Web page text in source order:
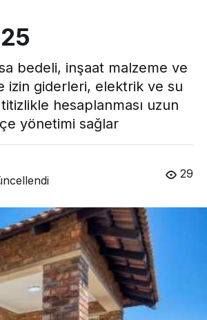
bedeli, inşaat malzeme ve
izin giderleri, elektrik ve su
hesaplanması uzun
yönetimi sağlar
29